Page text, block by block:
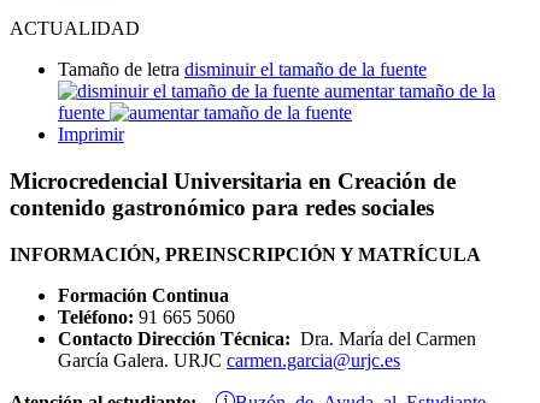
ACTUALIDAD
Tamaño de letra disminuir el tamaño de la fuente
aumentar tamaño de la
fuente
Imprimir
Microcredencial Universitaria en Creación de
contenido gastronómico para redes sociales
INFORMACIÓN, PREINSCRIPCIÓN Y MATRÍCULA
Formación Continua
Teléfono: 91 665 5060
Contacto Dirección Técnica: Dra. María del Carmen
García Galera. URJC carmen.garcia@urjc.es